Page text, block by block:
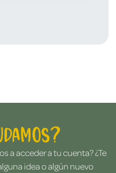
a acceder a tu cuenta? ¿Te
idea o algún nuevo